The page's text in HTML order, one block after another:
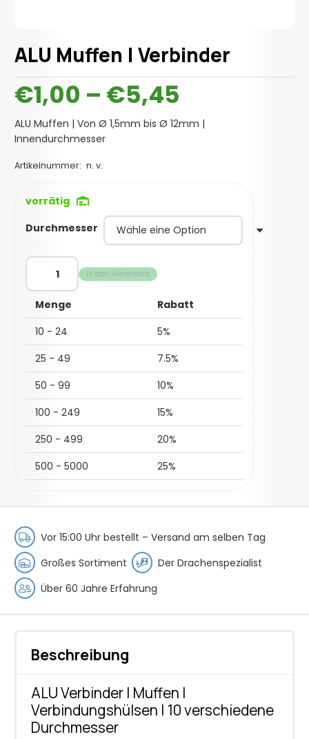
ALU Muffen | Verbinder
€1,00 – €5,45
bis€5,45
ALU Muffen | Von Ø 1,5mm bis Ø 12mm |
Innendurchmesser
Artikelnummer: n. v.
vorrätig
Durchmesser
ALU
Muffen
Verbinder
Menge
In den Warenkorb
Menge
Rabatt
10 - 24
5%
25 - 49
7.5%
50 - 99
10%
100 - 249
15%
250 - 499
20%
500 - 5000
25%
Vor 15:00 Uhr bestellt – Versand am selben Tag
Großes Sortiment
Der Drachenspezialist
Über 60 Jahre Erfahrung
Beschreibung
ALU Verbinder | Muffen |
Verbindungshülsen | 10 verschiedene
Durchmesser